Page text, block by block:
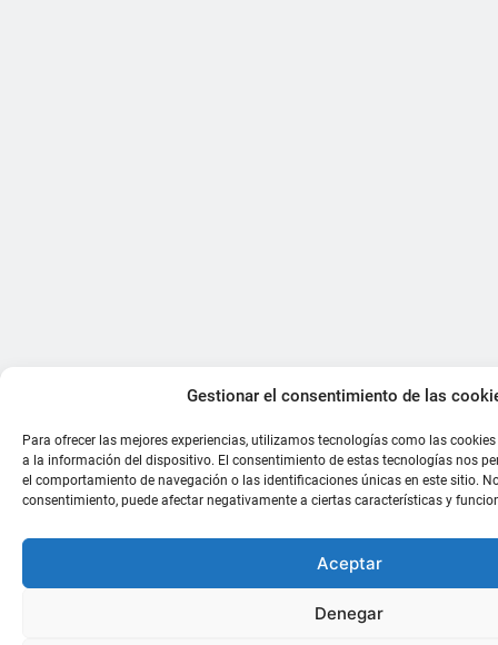
Gestionar el consentimiento de las
Para ofrecer las mejores experiencias, utilizamos tecnologías como las
a la información del dispositivo. El consentimiento de estas tecnologías nos
el comportamiento de navegación o las identificaciones únicas en este sitio.
consentimiento, puede afectar negativamente a ciertas características y
Aceptar
Denegar